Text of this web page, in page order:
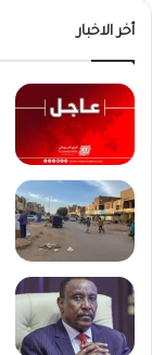
أخر الاخبار